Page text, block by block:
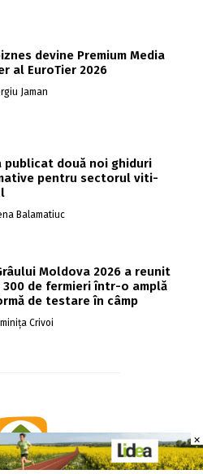
devine Premium Media
al EuroTier 2026
Jaman
publicat două noi ghiduri
pentru sectorul viti-
Balamatiuc
Moldova 2026 a reunit
300 de fermieri într-o amplă
de testare în câmp
Crivoi
×
×